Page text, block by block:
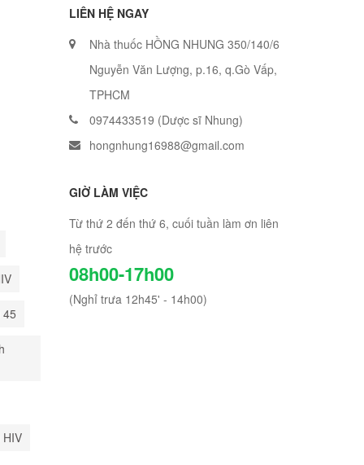
LIÊN HỆ NGAY
Nhà thuốc HỒNG NHUNG 350/140/6
Nguyễn Văn Lượng, p.16, q.Gò Vấp,
TPHCM
0974433519 (Dược sĩ Nhung)
hongnhung16988@gmail.com
GIỜ LÀM VIỆC
Từ thứ 2 đến thứ 6, cuối tuần làm ơn liên
hệ trước
08h00-17h00
(Nghỉ trưa 12h45' - 14h00)